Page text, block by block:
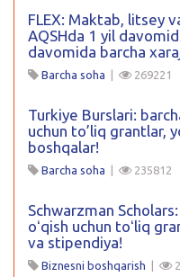
FLEX: Maktab, litsey
AQSHda 1 yil
davomida barcha
Barcha soha 269221
Turkiye Burslari:
uchun to’liq grantlar,
boshqalar!
Barcha soha 235812
Schwarzman
oʻqish uchun toʻliq
va stipendiya!
Biznesni boshqarish